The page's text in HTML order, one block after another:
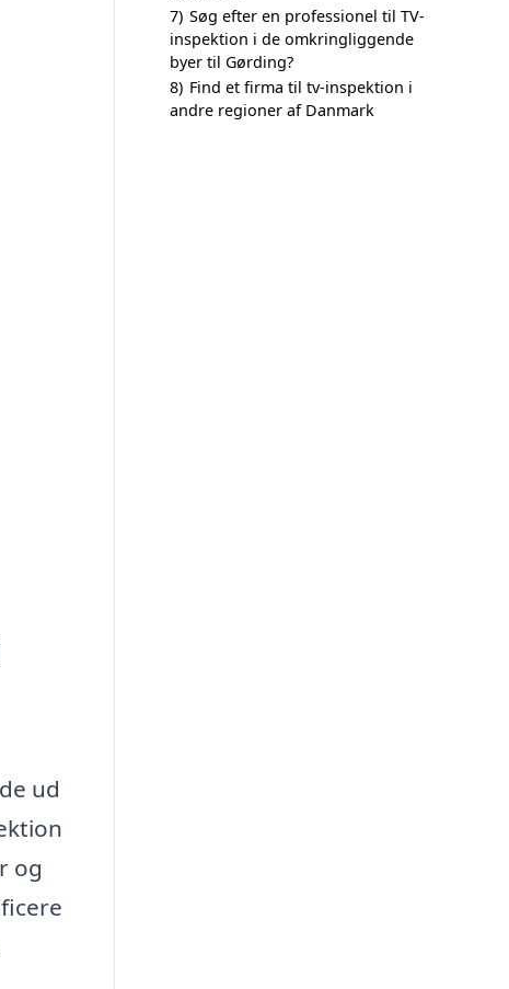
ud
og
7) Søg efter en professionel til TV-
inspektion i de omkringliggende
byer til Gørding?
8) Find et firma til tv-inspektion i
andre regioner af Danmark